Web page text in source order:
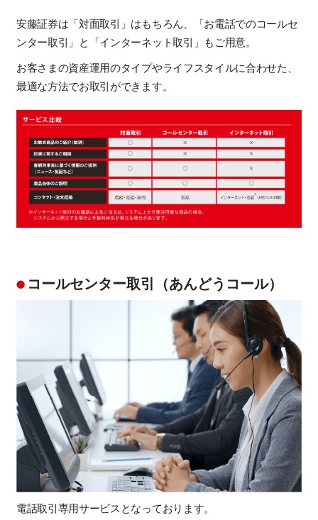
安藤証券は「対面取引」はもちろん、「お電話でのコールセ
ンター取引」と「インターネット取引」もご用意。
お客さまの資産運用のタイプやライフスタイルに合わせた、
最適な方法でお取引ができます。
コールセンター取引（あんどうコール）
電話取引専用サービスとなっております。